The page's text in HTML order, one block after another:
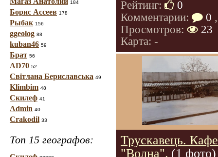
184
Борис Ассеев 178
Рыбак 156
ggeolog 88
kuban46 59
Брат 56
AD70 52
Світлана Бериславська 49
Klimbim 48
Скилеф 41
Admin 40
Crakodil 33
Топ 15 географов:
Рейтинг:
0
Комментарии:
0 ,
Просмотров:
23
Карта: -
Трускавець. Кафе
"Волна". (1 фото)